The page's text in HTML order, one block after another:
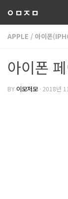
ㅇㅁㅈㅁ
APPLE / 아이폰
아이폰
BY 이모저모 · 2018년